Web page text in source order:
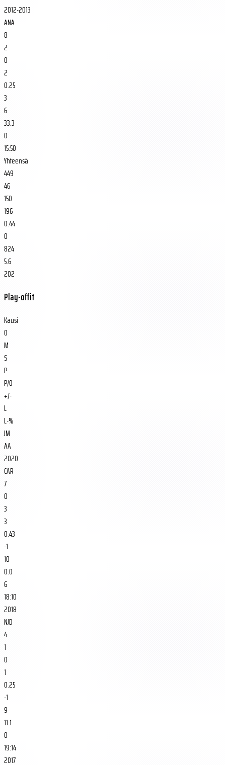
2012-2013
ANA
8
2
0
2
0.25
3
6
33.3
0
15:50
Yhteensä
449
46
150
196
0.44
0
824
5.6
202
Play-offit
Kausi
O
M
S
P
P/O
+/-
L
L-%
JM
AA
2020
CAR
7
0
3
3
0.43
-1
10
0.0
6
18:10
2018
NJD
4
1
0
1
0.25
-1
9
11.1
0
19:14
2017